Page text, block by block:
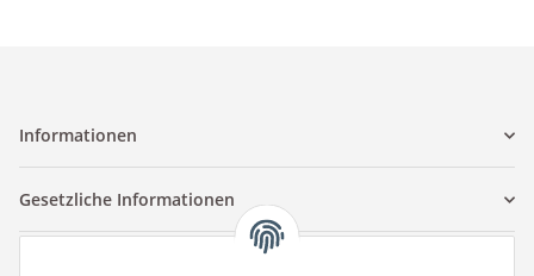
Informationen
Gesetzliche Informationen